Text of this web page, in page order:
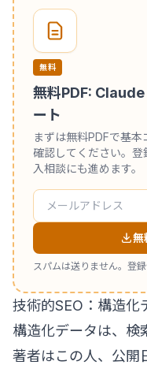
無料
無料PDF:
ート
まずは無料PDFで基
確認してください。
入相談にも進めます。
無
スパムは送りません。登
技術的SEO：構造
構造化データは、検
著者はこの人、公開